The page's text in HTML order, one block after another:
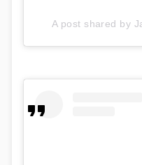
A post shared by